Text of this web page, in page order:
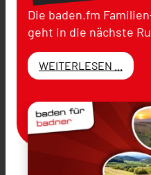
Die baden.fm
geht in die nächste
WEITERLESEN ...